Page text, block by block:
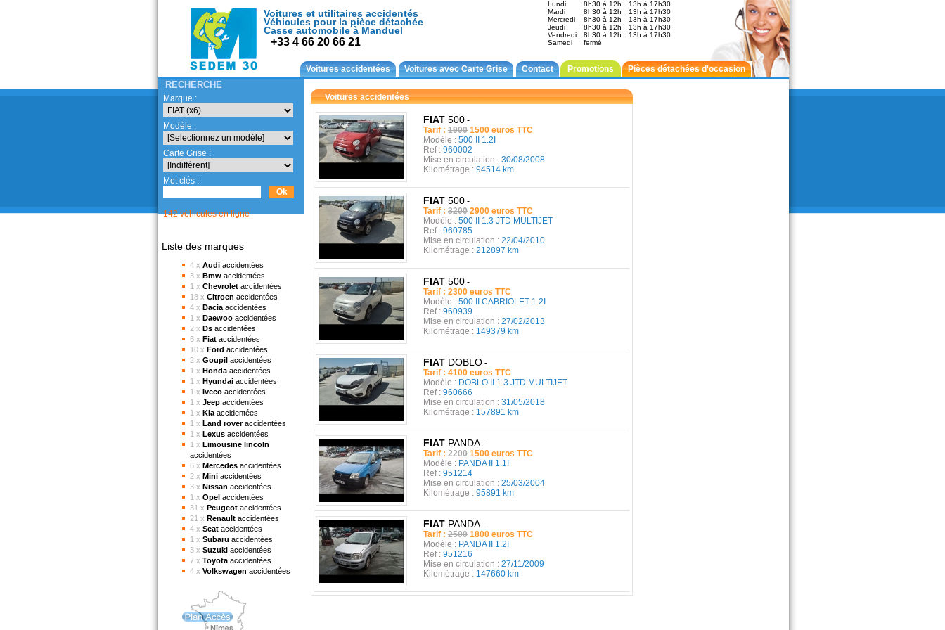
Voitures et utilitaires accidentés
Véhicules pour la pièce détachée
Casse automobile à Manduel
+33 4 66 20 66 21
Lundi 8h30 à 12h
13h à 17h30
Mardi
8h30 à 12h
13h à 17h30
Mercredi
8h30 à 12h
13h à 17h30
Jeudi
8h30 à 12h
13h à 17h30
Vendredi
8h30 à 12h
13h à 17h30
Samedi
fermé
Voitures accidentées Voitures avec Carte Grise Contact Promotions Pièces détachées d'occasion
RECHERCHE
Marque :
Modèle :
Carte Grise :
Mot clés :
142 véhicules en ligne
Liste des marques
4 x Audi accidentées
3 x Bmw accidentées
1 x Chevrolet accidentées
18 x Citroen accidentées
4 x Dacia accidentées
1 x Daewoo accidentées
2 x Ds accidentées
6 x Fiat accidentées
10 x Ford accidentées
2 x Goupil accidentées
1 x Honda accidentées
1 x Hyundai accidentées
1 x Iveco accidentées
1 x Jeep accidentées
1 x Kia accidentées
1 x Land roveraccidentées
1 x Lexus accidentées
1 x Limousine lincoln
accidentées
6 x Mercedes accidentées
2 x Mini accidentées
3 x Nissan accidentées
1 x Opel accidentées
31 x Peugeot accidentées
21 x Renault accidentées
4 x Seat accidentées
1 x Subaru accidentées
3 x Suzuki accidentées
7 x Toyota accidentées
4 x Volkswagen accidentées
Voitures accidentées
FIAT 500 -
Tarif : 1900 1500 euros TTC
Modèle : 500 II 1.2I
Ref : 960002
Mise en circulation : 30/08/2008
Kilométrage : 94514 km
FIAT 500 -
Tarif : 3200 2900 euros TTC
Modèle : 500 II 1.3 JTD MULTIJET
Ref : 960785
Mise en circulation : 22/04/2010
Kilométrage : 212897 km
FIAT 500 -
Tarif : 2300 euros TTC
Modèle : 500 II CABRIOLET 1.2I
Ref : 960939
Mise en circulation : 27/02/2013
Kilométrage : 149379 km
FIAT DOBLO -
Tarif : 4100 euros TTC
Modèle : DOBLO II 1.3 JTD MULTIJET
Ref : 960666
Mise en circulation : 31/05/2018
Kilométrage : 157891 km
FIAT PANDA-
Tarif : 2200 1500 euros TTC
Modèle : PANDA II 1.1I
Ref : 951214
Mise en circulation : 25/03/2004
Kilométrage : 95891 km
FIAT PANDA-
Tarif : 2500 1800 euros TTC
Modèle : PANDA II 1.2I
Ref : 951216
Mise en circulation : 27/11/2009
Kilométrage : 147660 km